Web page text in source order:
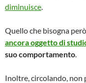
diminuisce
Quello che bisogna
ancora oggetto di
suo comportamento
Inoltre, circolando, non